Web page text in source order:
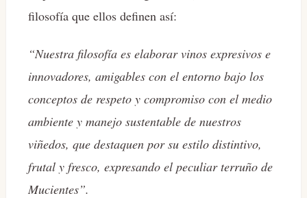
filosofía que ellos definen así:
“Nuestra filosofía es elaborar vinos expresivos e
innovadores, amigables con el entorno bajo los
conceptos de respeto y compromiso con el medio
ambiente y manejo sustentable de nuestros
viñedos, que destaquen por su estilo distintivo,
frutal y fresco, expresando el peculiar terruño de
Mucientes”.